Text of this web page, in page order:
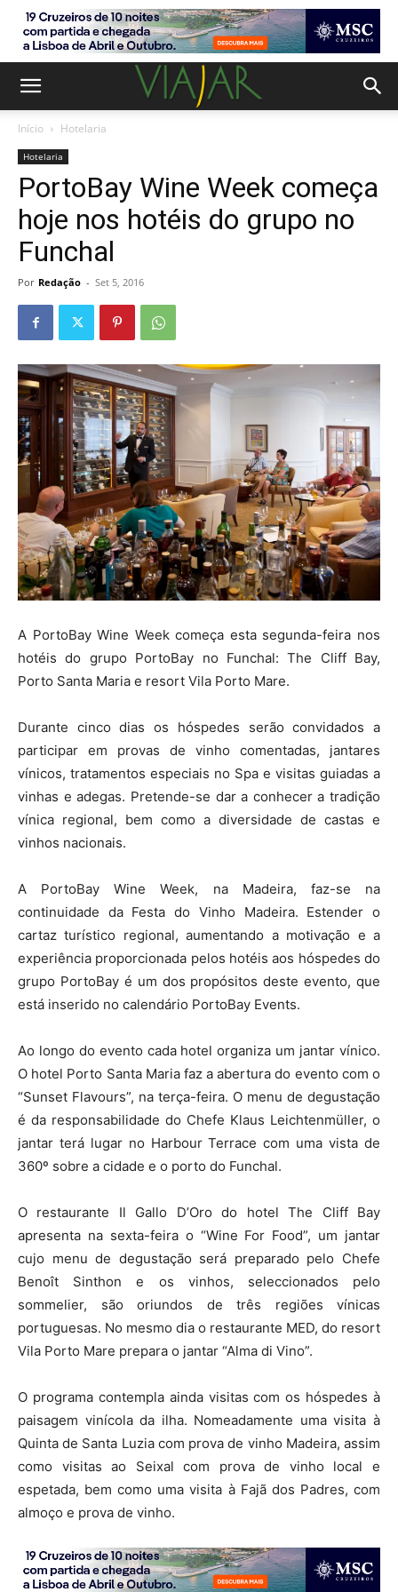
Início Hotelaria
Hotelaria
PortoBay Wine Week começa
hoje nos hotéis do grupo no
Funchal
Por Redação - Set 5, 2016
A PortoBay Wine Week começa esta segunda-feira nos
hotéis do grupo PortoBay no Funchal: The Cliff Bay,
Porto Santa Maria e resort Vila Porto Mare.
Durante cinco dias os hóspedes serão convidados a
participar em provas de vinho comentadas, jantares
vínicos, tratamentos especiais no Spa e visitas guiadas a
vinhas e adegas. Pretende-se dar a conhecer a tradição
vínica regional, bem como a diversidade de castas e
vinhos nacionais.
A PortoBay Wine Week, na Madeira, faz-se na
continuidade da Festa do Vinho Madeira. Estender o
cartaz turístico regional, aumentando a motivação e a
experiência proporcionada pelos hotéis aos hóspedes do
grupo PortoBay é um dos propósitos deste evento, que
está inserido no calendário PortoBay Events.
Ao longo do evento cada hotel organiza um jantar vínico.
O hotel Porto Santa Maria faz a abertura do evento com o
“Sunset Flavours”, na terça-feira. O menu de degustação
é da responsabilidade do Chefe Klaus Leichtenmüller, o
jantar terá lugar no Harbour Terrace com uma vista de
360º sobre a cidade e o porto do Funchal.
O restaurante Il Gallo D’Oro do hotel The Cliff Bay
apresenta na sexta-feira o “Wine For Food”, um jantar
cujo menu de degustação será preparado pelo Chefe
Benoît Sinthon e os vinhos, seleccionados pelo
sommelier, são oriundos de três regiões vínicas
portuguesas. No mesmo dia o restaurante MED, do resort
Vila Porto Mare prepara o jantar “Alma di Vino”.
O programa contempla ainda visitas com os hóspedes à
paisagem vinícola da ilha. Nomeadamente uma visita à
Quinta de Santa Luzia com prova de vinho Madeira, assim
como visitas ao Seixal com prova de vinho local e
espetada, bem como uma visita à Fajã dos Padres, com
almoço e prova de vinho.